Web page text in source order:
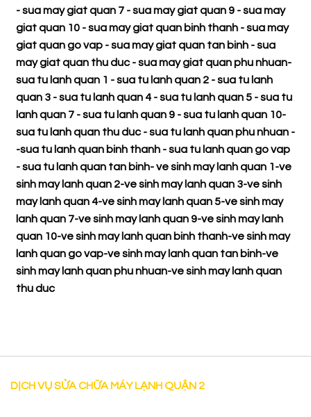
-sua may giat quan 7 -sua may giat quan 9 -sua may
giat quan 10 -sua may giat quan binh thanh -sua may
giat quan go vap -sua may giat quan tan binh -sua
may giat quan thu duc -sua may giat quan phu nhuan-
sua tu lanh quan 1 -sua tu lanh quan 2 -sua tu lanh
quan 3 -sua tu lanh quan 4 -sua tu lanh quan 5 -sua tu
lanh quan 7 -sua tu lanh quan 9 -sua tu lanh quan 10-
sua tu lanh quan thu duc -sua tu lanh quan phu nhuan -
-sua tu lanh quan binh thanh -sua tu lanh quan go vap
-sua tu lanh quan tan binh-ve sinh may lanh quan 1-ve
sinh may lanh quan 2-ve sinh may lanh quan 3-ve sinh
may lanh quan 4-ve sinh may lanh quan 5-ve sinh may
lanh quan 7-ve sinh may lanh quan 9-ve sinh may lanh
quan 10-ve sinh may lanh quan binh thanh-ve sinh may
lanh quan go vap-ve sinh may lanh quan tan binh-ve
sinh may lanh quan phu nhuan-ve sinh may lanh quan
thu duc
DỊCH VỤ SỬA CHỮA MÁY LẠNH QUẬN 2